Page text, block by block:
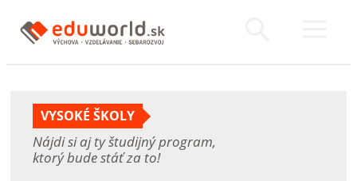
VYSOKÉ ŠKOLY
Nájdi si aj ty študijný program,
ktorý bude stáť za to!